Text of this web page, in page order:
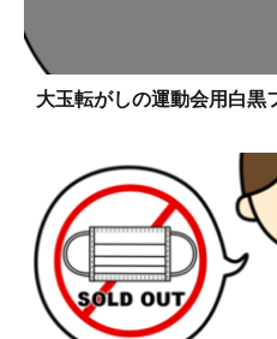
大玉転がしの運動会用白